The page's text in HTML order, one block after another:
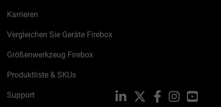
Karrieren
Vergleichen Sie Geräte Firebox
Größenwerkzeug Firebox
Produktliste & SKUs
Support LinkedIn FacebookInstagram